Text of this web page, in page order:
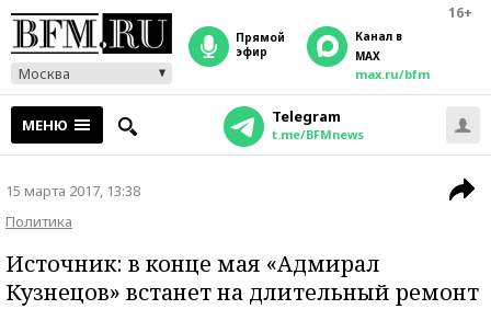
16+
Москва
прямой
эфир
Канал в
MAX
max.ru/bfm
МЕНЮ Telegram
t.me/BFMnews
15 марта 2017, 13:38
Политика
Источник: в конце мая «Адмирал
Кузнецов» встанет на длительный ремонт